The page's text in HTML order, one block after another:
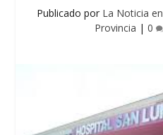
Publicado por La Noticia
Provincia | 0